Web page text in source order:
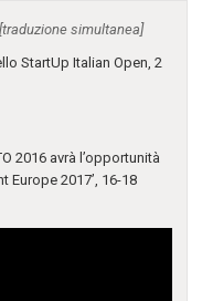
simultanea]
StartUp Italian Open, 2
2016 avrà l’opportunità
Europe 2017’, 16-18